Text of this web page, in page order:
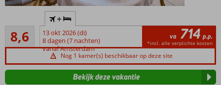
Kleinschalig
hotel in het
centrum
van Parga
Vlakbij het strand en
bezienswaardigheden
8,6Aanrader
40
beoordelingen
+
13 okt 2026 (di)
8 dagen (7 nachten)
vanaf Amsterdam
va 714 p.p.
*incl. alle verplichte kosten
Nog 1 kamer(s) beschikbaar op deze site
Bekijk deze vakantie